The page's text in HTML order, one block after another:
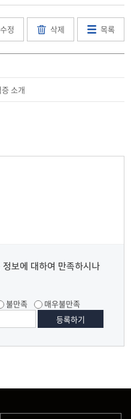
수정 삭제 목록
소개
보에 대하여 만족하시나
불만족 매우불만족